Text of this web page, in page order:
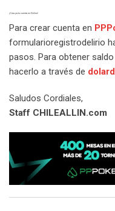
¡Crea ya tu cuenta en Delirio!
Para crear cuenta en
formularioregistrodelirio
pasos. Para obtener
hacerlo a través de
Saludos Cordiales,
Staff CHILEALLIN.com